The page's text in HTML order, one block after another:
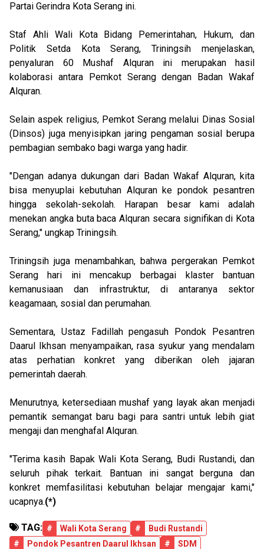
Partai Gerindra Kota Serang ini.
Staf Ahli Wali Kota Bidang Pemerintahan, Hukum, dan
Politik Setda Kota Serang, Triningsih menjelaskan,
penyaluran 60 Mushaf Alquran ini merupakan hasil
kolaborasi antara Pemkot Serang dengan Badan Wakaf
Alquran.
Selain aspek religius, Pemkot Serang melalui Dinas Sosial
(Dinsos) juga menyisipkan jaring pengaman sosial berupa
pembagian sembako bagi warga yang hadir.
"Dengan adanya dukungan dari Badan Wakaf Alquran, kita
bisa menyuplai kebutuhan Alquran ke pondok pesantren
hingga sekolah-sekolah. Harapan besar kami adalah
menekan angka buta baca Alquran secara signifikan di Kota
Serang," ungkap Triningsih.
Triningsih juga menambahkan, bahwa pergerakan Pemkot
Serang hari ini mencakup berbagai klaster bantuan
kemanusiaan dan infrastruktur, di antaranya sektor
keagamaan, sosial dan perumahan.
Sementara, Ustaz Fadillah pengasuh Pondok Pesantren
Daarul Ikhsan menyampaikan, rasa syukur yang mendalam
atas perhatian konkret yang diberikan oleh jajaran
pemerintah daerah.
Menurutnya, ketersediaan mushaf yang layak akan menjadi
pemantik semangat baru bagi para santri untuk lebih giat
mengaji dan menghafal Alquran.
"Terima kasih Bapak Wali Kota Serang, Budi Rustandi, dan
seluruh pihak terkait. Bantuan ini sangat berguna dan
konkret memfasilitasi kebutuhan belajar mengajar kami,"
ucapnya.(*)
TAG: # Wali Kota Serang #
Budi Rustandi
#
Pondok Pesantren Daarul Ikhsan #
SDM